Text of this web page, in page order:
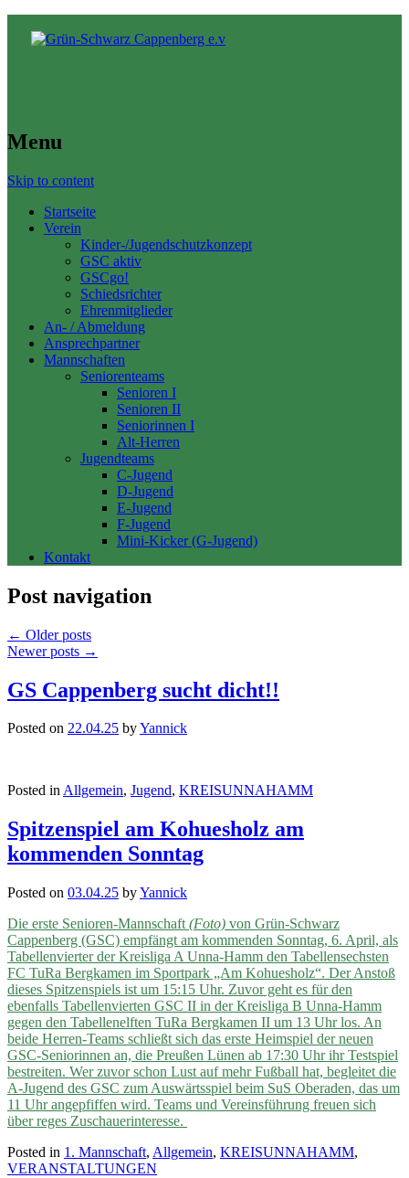
Menu
Skip to content
Startseite
Verein
Kinder-/Jugendschutzkonzept
GSC aktiv
GSCgo!
Schiedsrichter
Ehrenmitglieder
An- / Abmeldung
Ansprechpartner
Mannschaften
Seniorenteams
Senioren I
Senioren II
Seniorinnen I
Alt-Herren
Jugendteams
C-Jugend
D-Jugend
E-Jugend
F-Jugend
Mini-Kicker (G-Jugend)
Kontakt
Post navigation
← Older posts
Newer posts →
GS Cappenberg sucht dicht!!
Posted on 22.04.25 byYannick
Posted inAllgemein, Jugend, KREISUNNAHAMM
Spitzenspiel am Kohuesholz am
kommenden Sonntag
Posted on 03.04.25 byYannick
Die erste Senioren-Mannschaft (Foto) von Grün-Schwarz
Cappenberg (GSC) empfängt am kommenden Sonntag, 6. April, als
Tabellenvierter der Kreisliga A Unna-Hamm den Tabellensechsten
FC TuRa Bergkamen im Sportpark „Am Kohuesholz“. Der Anstoß
dieses Spitzenspiels ist um 15:15 Uhr. Zuvor geht es für den
ebenfalls Tabellenvierten GSC II in der Kreisliga B Unna-Hamm
gegen den Tabellenelften TuRa Bergkamen II um 13 Uhr los. An
beide Herren-Teams schließt sich das erste Heimspiel der neuen
GSC-Seniorinnen an, die Preußen Lünen ab 17:30 Uhr ihr Testspiel
bestreiten. Wer zuvor schon Lust auf mehr Fußball hat, begleitet die
A-Jugend des GSC zum Auswärtsspiel beim SuS Oberaden, das um
11 Uhr angepfiffen wird. Teams und Vereinsführung freuen sich
über reges Zuschauerinteresse.
Posted in 1. Mannschaft, Allgemein, KREISUNNAHAMM,
VERANSTALTUNGEN